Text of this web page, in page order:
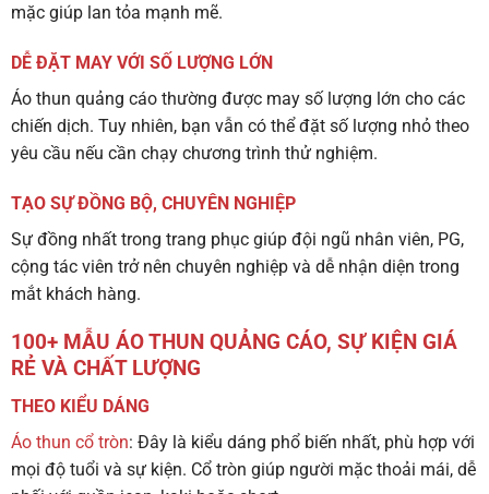
mặc giúp lan tỏa mạnh mẽ.
DỄ ĐẶT MAY VỚI SỐ LƯỢNG LỚN
Áo thun quảng cáo thường được may số lượng lớn cho các
chiến dịch. Tuy nhiên, bạn vẫn có thể đặt số lượng nhỏ theo
yêu cầu nếu cần chạy chương trình thử nghiệm.
TẠO SỰ ĐỒNG BỘ, CHUYÊN NGHIỆP
Sự đồng nhất trong trang phục giúp đội ngũ nhân viên, PG,
cộng tác viên trở nên chuyên nghiệp và dễ nhận diện trong
mắt khách hàng.
100+ MẪU ÁO THUN QUẢNG CÁO, SỰ KIỆN GIÁ
RẺ VÀ CHẤT LƯỢNG
THEO KIỂU DÁNG
Áo thun cổ tròn: Đây là kiểu dáng phổ biến nhất, phù hợp với
mọi độ tuổi và sự kiện. Cổ tròn giúp người mặc thoải mái, dễ